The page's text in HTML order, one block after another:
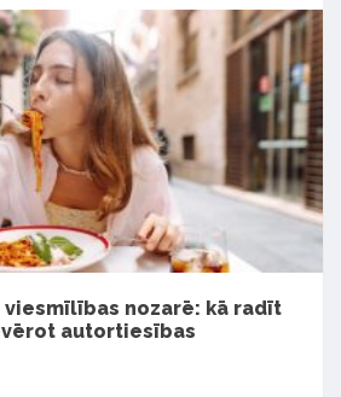
viesmīlības nozarē: kā radīt
autortiesības